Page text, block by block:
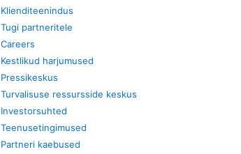
Klienditeenindus
Tugi partneritele
Careers
Kestlikud harjumused
Pressikeskus
Turvalisuse ressursside keskus
Investorsuhted
Teenusetingimused
Partneri kaebused